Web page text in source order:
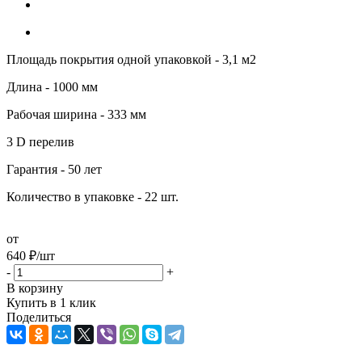
Площадь покрытия одной упаковкой - 3,1 м2
Длина - 1000 мм
Рабочая ширина - 333 мм
3 D перелив
Гарантия - 50 лет
Количество в упаковке - 22 шт.
от
640 ₽/шт
-
+
В корзину
Купить в 1 клик
Поделиться